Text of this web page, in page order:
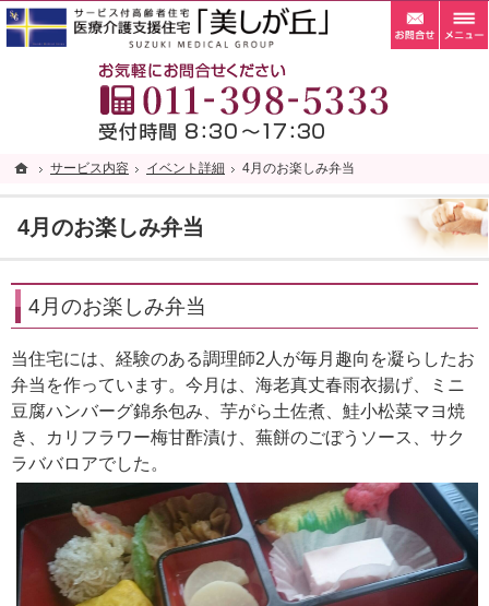
ホーム
サービス内容 イベント詳細 4月のお楽しみ弁当
4月のお楽しみ弁当
札幌市清田区の老人ホーム・サービス付き高齢者向け住宅・サ高住なら当施設へ。
札幌市清田区の老人ホーム・サービス付き高齢者向け住宅・サ高住なら自家菜園がある「
4月のお楽しみ弁当
当住宅には、経験のある調理師2人が毎月趣向を凝らしたお
弁当を作っています。今月は、海老真丈春雨衣揚げ、ミニ
豆腐ハンバーグ錦糸包み、芋がら土佐煮、鮭小松菜マヨ焼
き、カリフラワー梅甘酢漬け、蕪餅のごぼうソース、サク
ラババロアでした。
お
ホーム
サービス内容 イベント詳細 4月のお楽しみ弁当